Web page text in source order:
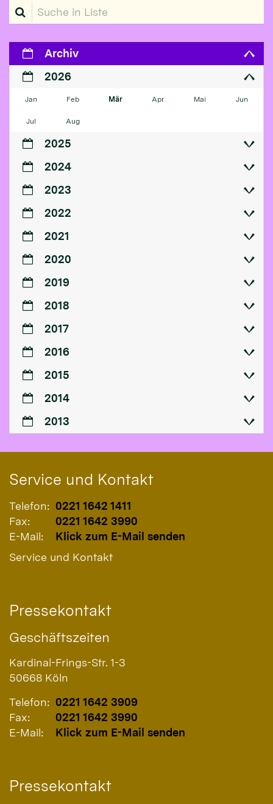
Suche in Liste
Archiv
2026
Jan Feb Mär Apr Mai Jun
Jul Aug
2025
2024
2023
2022
2021
2020
2019
2018
2017
2016
2015
2014
2013
Service und Kontakt
Telefon: 0221 1642 1411
Fax:
0221 1642 3990
E-Mail:
Klick zum E-Mail senden
Service und Kontakt
Pressekontakt
Geschäftszeiten
Kardinal-Frings-Str. 1-3
50668 Köln
Telefon: 0221 1642 3909
Fax:
0221 1642 3990
E-Mail:
Klick zum E-Mail senden
Pressekontakt